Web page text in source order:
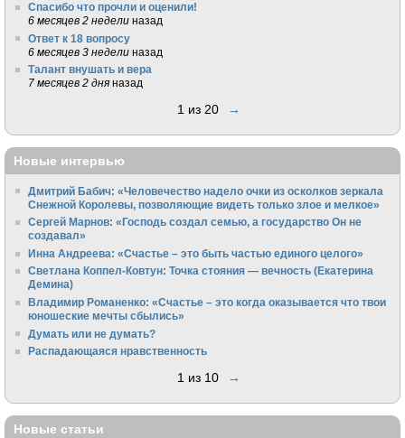
Спасибо что прочли и оценили!
6 месяцев 2 недели назад
Ответ к 18 вопросу
6 месяцев 3 недели назад
Талант внушать и вера
7 месяцев 2 дня назад
1 из 20 →
Новые интервью
Дмитрий Бабич: «Человечество надело очки из осколков зеркала
Снежной Королевы, позволяющие видеть только злое и мелкое»
Сергей Марнов: «Господь создал семью, а государство Он не
создавал»
Инна Андреева: «Счастье – это быть частью единого целого»
Светлана Коппел-Ковтун: Точка стояния — вечность (Екатерина
Демина)
Владимир Романенко: «Счастье – это когда оказывается что твои
юношеские мечты сбылись»
Думать или не думать?
Распадающаяся нравственность
1 из 10 →
Новые статьи